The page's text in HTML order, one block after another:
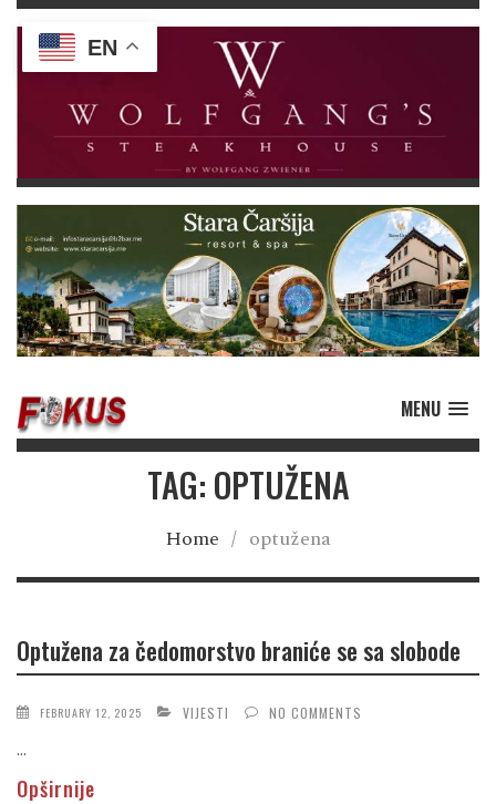
MENU
TAG: OPTUŽENA
Home / optužena
Optužena za čedomorstvo braniće se sa slobode
FEBRUARY 12, 2025 VIJESTI NO COMMENTS
...
Opširnije
EN